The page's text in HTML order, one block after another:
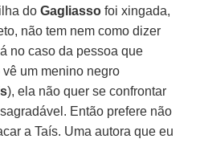
doGagliasso foi xingada,
não tem nem como dizer
no caso da pessoa que
um menino negro
), ela não quer se confrontar
Então prefere não
a Taís. Uma autora que eu